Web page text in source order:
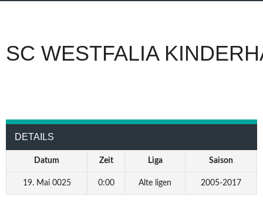
SC WESTFALIA
DETAILS
Datum Zeit Liga Saison
19. Mai 0025 0:00 Alte ligen 2005-2017